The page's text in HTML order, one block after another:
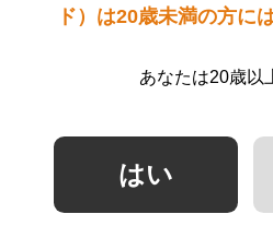
ド）は20歳未満の方に
あなたは20歳以